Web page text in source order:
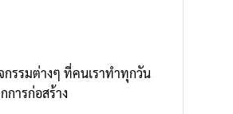
กรรมต่างๆ ที่คนเราทำทุกวัน
ารก่อสร้าง